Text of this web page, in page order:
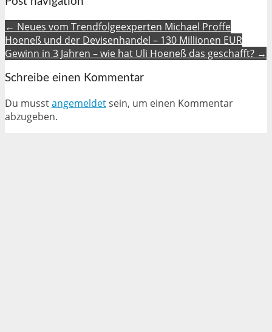
← Neues vom Trendfolgeexperten Michael Proffe
Hoeneß und der Devisenhandel – 130 Millionen EUR
Gewinn in 3 Jahren – wie hat Uli Hoeneß das geschafft? →
Schreibe einen Kommentar
Du musstangemeldetsein, um einen Kommentar
abzugeben.